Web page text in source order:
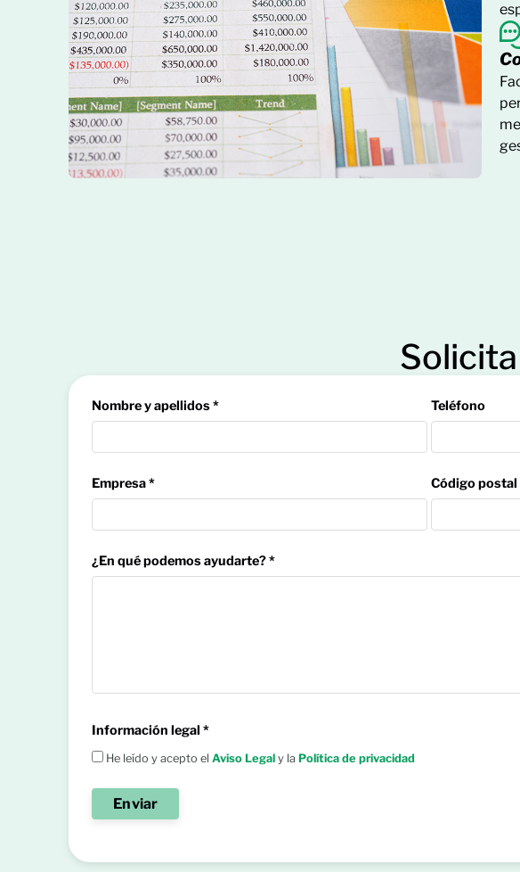
Nombre y apellidos * Teléfono
Empresa * Código postal
¿En qué podemos ayudarte? *
Información legal *
He leído y acepto elAviso Legal y la Política de privacidad